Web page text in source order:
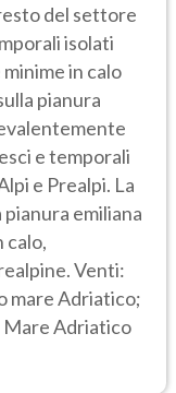
del settore
isolati
in calo
pianura
e temporali
e Prealpi. La
emiliana
calo,
Venti:
mare Adriatico;
Mare Adriatico